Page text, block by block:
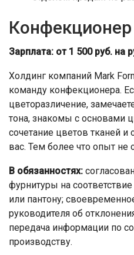
Зарплата: от 1 500 руб. на
Холдинг компаний Mark
команду конфекционера.
цветоразличение,
тона, знакомы с основами
сочетание цветов тканей
вас. Тем более что опыт не
В обязанностях:
фурнитуры на
или пантону;
руководителя об
передача информации по
производству.